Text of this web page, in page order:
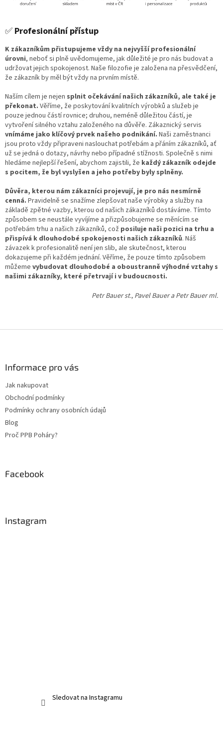
✅ Profesionální přístup
K zákazníkům přistupujeme vždy na nejvyšší profesionální
úrovni, neboť si plně uvědomujeme, jak důležité je pro nás budovat a
udržovat jejich spokojenost. Naše filozofie je založena na přesvědčení,
že zákazník by měl být vždy na prvním místě.
Naším cílem je nejen splnit očekávání našich zákazníků, ale také je
překonat. Věříme, že poskytování kvalitních výrobků a služeb je
pouze jednou částí rovnice; druhou, neméně důležitou částí, je
vytvoření silného vztahu založeného na důvěře. Zákaznický servis
vnímáme jako klíčový prvek našeho podnikání. Naši zaměstnanci
jsou proto vždy připraveni naslouchat potřebám a přáním zákazníků, ať
už se jedná o dotazy, návrhy nebo případné stížnosti. Společně s nimi
hledáme nejlepší řešení, abychom zajistili, že každý zákazník odejde
s pocitem, že byl vyslyšen a jeho potřeby byly splněny.
Důvěra, kterou nám zákazníci projevují, je pro nás nesmírně
cenná. Pravidelně se snažíme zlepšovat naše výrobky a služby na
základě zpětné vazby, kterou od našich zákazníků dostáváme. Tímto
způsobem se neustále vyvíjíme a přizpůsobujeme se měnícím se
potřebám trhu a našich zákazníků, což posiluje naši pozici na trhu a
přispívá k dlouhodobé spokojenosti našich zákazníků. Náš
závazek k profesionalitě není jen slib, ale skutečnost, kterou
dokazujeme při každém jednání. Věříme, že pouze tímto způsobem
můžeme vybudovat dlouhodobé a oboustranně výhodné vztahy s
našimi zákazníky, které přetrvají i v budoucnosti.
Petr Bauer st., Pavel Bauer a Petr Bauer ml.
Informace pro vás
Jak nakupovat
Obchodní podmínky
Podmínky ochrany osobních údajů
Blog
Proč PPB Poháry?
Facebook
Instagram
Sledovat na Instagramu